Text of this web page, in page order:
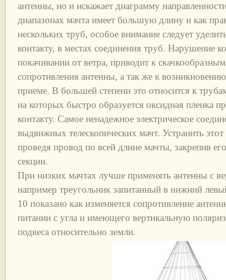
антенны, но и искажает диаграмму
диапазонах мачта имеет большую длину и как
нескольких труб, особое внимание следует
контакту, в местах соединения труб. Нарушение
покачивании от ветра, приводит к
сопротивления антенны, а так же к
приеме. В большей степени это относится к
на которых быстро образуется оксидная пленка
контакту. Самое ненадежное электрическое
выдвижных телескопических мачт. Устранить
проведя провод по всей длине мачты, закрепив
секции.
При низких мачтах лучше применять антенны с
например треугольник запитанный в нижний
10 показано как изменяется сопротивление
питании с угла и имеющего вертикальную
подвеса относительно земли.